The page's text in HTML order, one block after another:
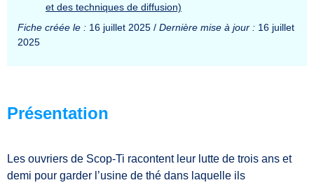
et des techniques de diffusion)
Fiche créée le : 16 juillet 2025 / Dernière mise à jour : 16 juillet
2025
Présentation
Les ouvriers de Scop-Ti racontent leur lutte de trois ans et
demi pour garder l’usine de thé dans laquelle ils